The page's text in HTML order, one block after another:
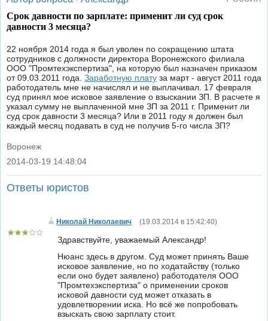
Срок давности по зарплате: применит ли суд срок
давности 3 месяца?
22 ноября 2014 года я был уволен по сокращению штата
сотрудников с должности директора Воронежского филиала
ООО "Промтехэкспертиза", на которую был назначен приказом
от 09.03.2011 года. Заработную плату за март - август 2011 года
работодатель мне не начислял и не выплачивал. 17 февраля
суд принял мое исковое заявление о взыскании ЗП. В расчете я
указал сумму не выплаченной мне ЗП за 2011 г. Применит ли
суд срок давности 3 месяца? Или в 2011 году я должен был
каждый месяц подавать в суд не получив 5-го числа ЗП?
Воронеж
|
2014-03-19 14:48:04
Ответы юристов
Николай Николаевич (19.03.2014 в 15:42:40)
Здравствуйте, уважаемый Александр!
Нюанс здесь в другом. Суд может принять Ваше
исковое заявление, но по ходатайству (только
если оно будет заявлено) работодателя ООО
"Промтехэкспертиза" о применении сроков
исковой давности суд может отказать в
удовлетворении иска. Но всё же попробовать
взыскать свою зарплату стоит.